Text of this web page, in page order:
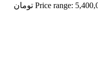
Price range: 5,400,000 تومان